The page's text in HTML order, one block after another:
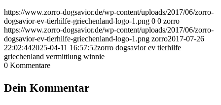
https://www.zorro-dogsavior.de/wp-content/uploads/2017/06/zorro-
dogsavior-ev-tierhilfe-griechenland-logo-1.png 0 0 zorro
https://www.zorro-dogsavior.de/wp-content/uploads/2017/06/zorro-
dogsavior-ev-tierhilfe-griechenland-logo-1.png zorro2017-07-26
22:02:442025-04-11 16:57:52zorro dogsavior ev tierhilfe
griechenland vermittlung winnie
0 Kommentare
Dein Kommentar